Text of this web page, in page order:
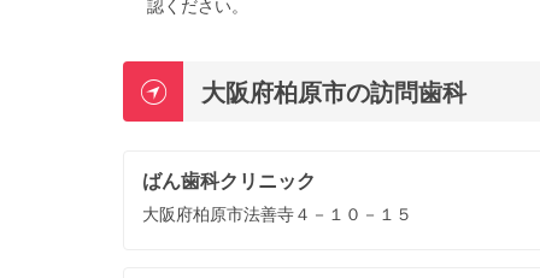
認ください。
大阪府柏原市の訪問歯科
ばん歯科クリニック
大阪府柏原市法善寺４－１０－１５